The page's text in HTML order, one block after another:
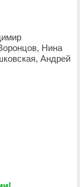
Нина
Андрей